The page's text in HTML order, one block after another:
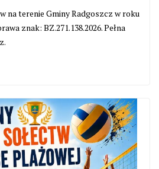
na terenie Gminy Radgoszcz w roku
znak: BZ.271.138.2026. Pełna